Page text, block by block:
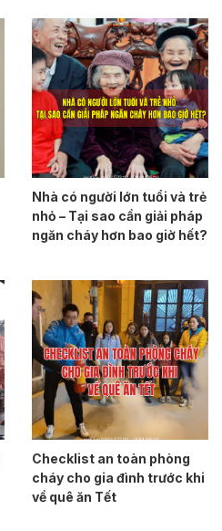
Nhà có người lớn tuổi và trẻ
nhỏ – Tại sao cần giải pháp
ngăn cháy hơn bao giờ hết?
Checklist an toàn phòng
cháy cho gia đình trước khi
về quê ăn Tết